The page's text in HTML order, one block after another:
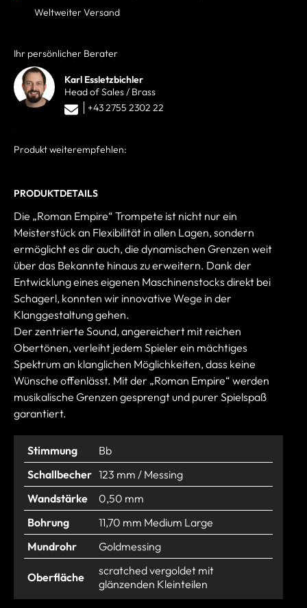
Weltweiter Versand
Ihr persönlicher Berater
Karl Essletzbichler
Head of Sales / Brass
+43 2755 2302 22
Produkt weiterempfehlen:
PRODUKTDETAILS
Die „Roman Empire“ Trompete ist nicht nur ein
Meisterstück an Flexibilität in allen Lagen, sondern
ermöglicht es dir auch, die dynamischen Grenzen weit
über das Bekannte hinaus zu erweitern. Dank der
Entwicklung eines eigenen Maschinenstocks direkt bei
Schagerl, konnten wir innovative Wege in der
Klanggestaltung gehen.
Der zentrierte Sound, angereichert mit reichen
Obertönen, verleiht jedem Spieler ein mächtiges
Spektrum an klanglichen Möglichkeiten, dass keine
Wünsche offenlässt. Mit der „Roman Empire“ werden
musikalische Grenzen gesprengt und purer Spielspaß
garantiert.
Stimmung
Bb
Schallbecher 123 mm / Messing
Wandstärke
0,50 mm
Bohrung
11,70 mm Medium Large
Mundrohr
Goldmessing
Oberfläche
scratched vergoldet mit
glänzenden Kleinteilen